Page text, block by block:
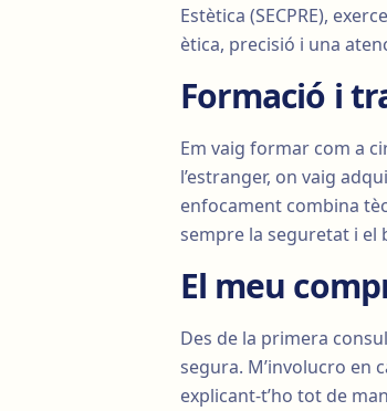
Estètica (SECPRE),
ètica, precisió i una
Formació i
Em vaig formar com a
l’estranger, on vaig
enfocament combina
sempre la seguretat i el
El meu
Des de la primera
segura. M’involucro en
explicant-t’ho tot de